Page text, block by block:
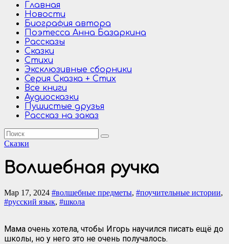
Главная
Новости
Биография автора
Поэтесса Анна Базаркина
Рассказы
Сказки
Стихи
Эксклюзивные сборники
Серия Сказка + Стих
Все книги
Аудиосказки
Пушистые друзья
Рассказ на заказ
Сказки
Волшебная ручка
Мар 17, 2024 #волшебные предметы, #поучительные истории,
#русский язык, #школа
Мама очень хотела, чтобы Игорь научился писать ещё до
школы, но у него это не очень получалось.